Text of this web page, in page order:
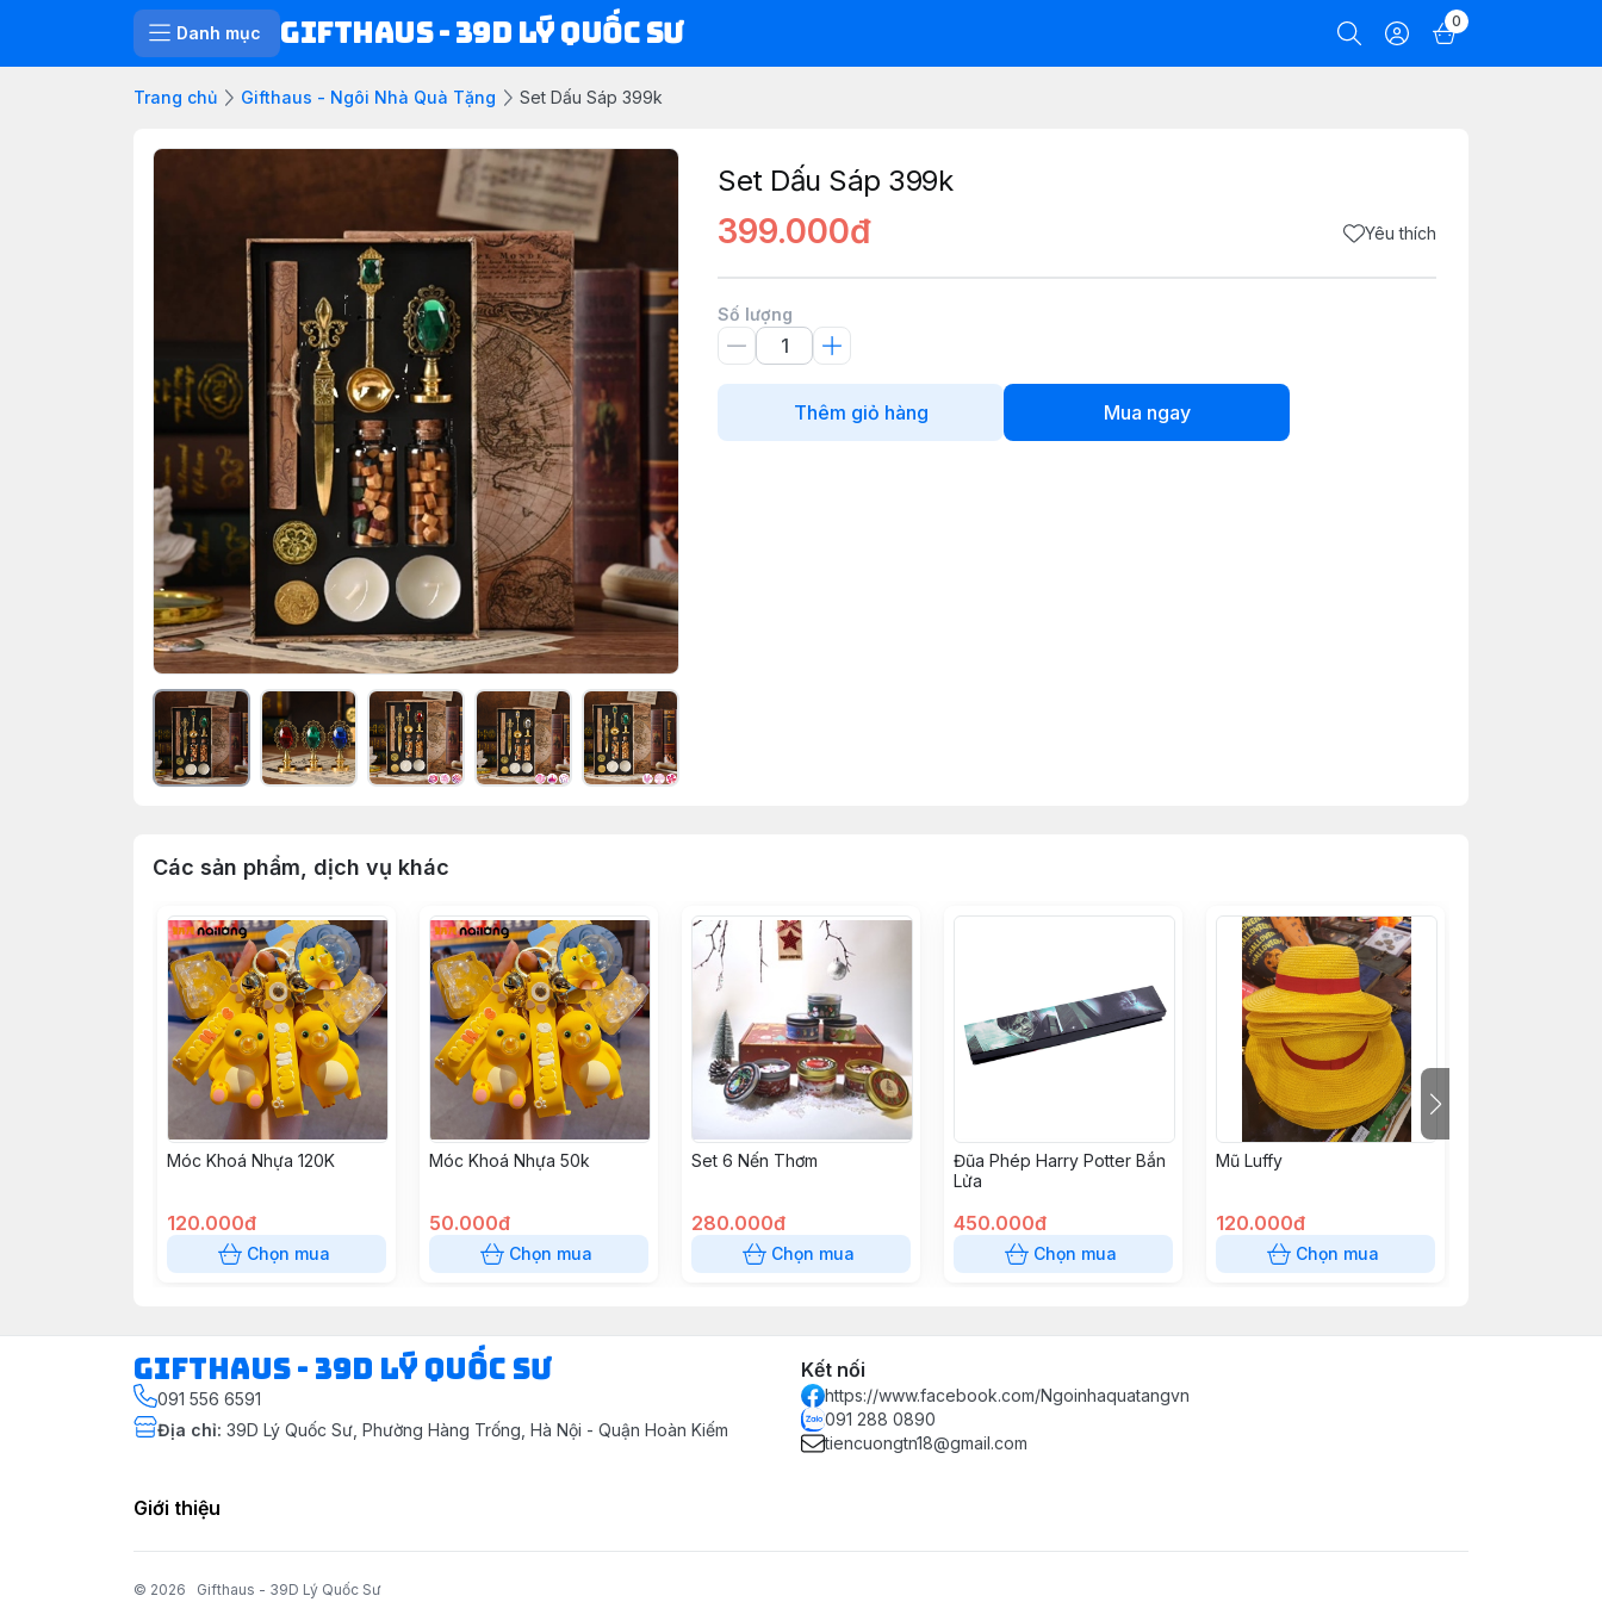
Danh mục Gifthaus - 39D Lý Quốc Sư 0
Trang chủ Gifthaus - Ngôi Nhà Quà Tặng Set Dấu Sáp 399k
Set Dấu Sáp 399k
399.000đ Yêu thích
Số lượng
Thêm giỏ hàng Mua ngay
Các sản phẩm, dịch vụ khác
Móc Khoá Nhựa 120K
120.000đ
Chọn mua
Móc Khoá Nhựa 50k
50.000đ
Chọn mua
Set 6 Nến Thơm
280.000đ
Chọn mua
Đũa Phép Harry Potter Bắn
Lửa
450.000đ
Chọn mua
Mũ Luffy
120.000đ
Chọn mua
Gifthaus - 39D Lý Quốc Sư
091 556 6591
Địa chỉ: 39D Lý Quốc Sư, Phường Hàng Trống, Hà Nội - Quận Hoàn Kiếm
Kết nối
https://www.facebook.com/Ngoinhaquatangvn
091 288 0890
tiencuongtn18@gmail.com
Giới thiệu
© 2026 Gifthaus - 39D Lý Quốc Sư